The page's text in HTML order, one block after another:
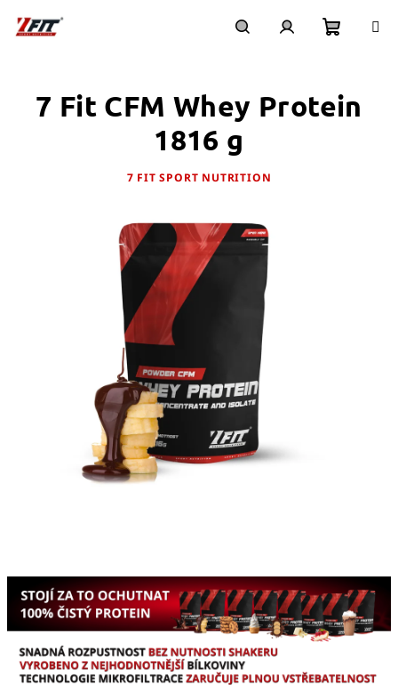
košík
7 Fit CFM Whey Protein
1816 g
7 FIT SPORT NUTRITION